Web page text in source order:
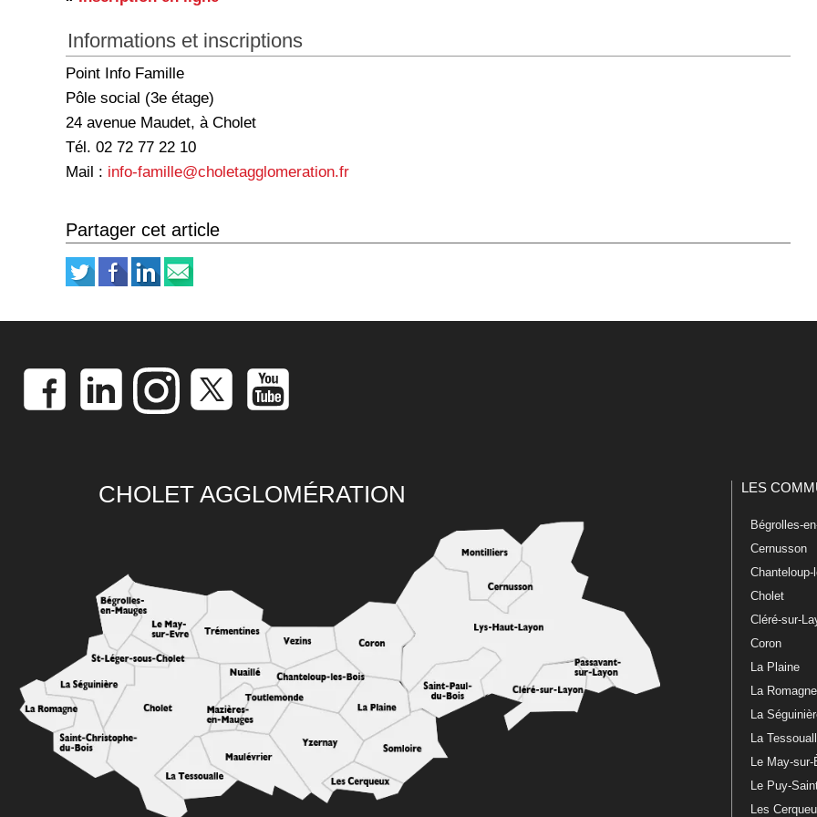
Informations et inscriptions
Point Info Famille
Pôle social (3e étage)
24 avenue Maudet, à Cholet
Tél. 02 72 77 22 10
Mail : info-famille@choletagglomeration.fr
Partager cet article
CHOLET AGGLOMÉRATION LES
Bégrolles-
Cernusson
Chanteloup-
Cholet
Cléré-sur-
Coron
La Plaine
La Romagne
La
La
Le May-
Le Puy-
Les